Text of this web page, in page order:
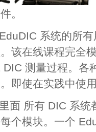
。
系统的所有
该在线课程完全
DIC 测量过程。各
即使在实践中使
面 所有 DIC 系统
个模块。一个